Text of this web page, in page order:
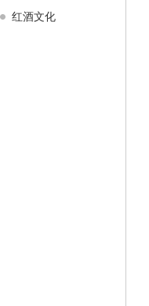
红酒文化